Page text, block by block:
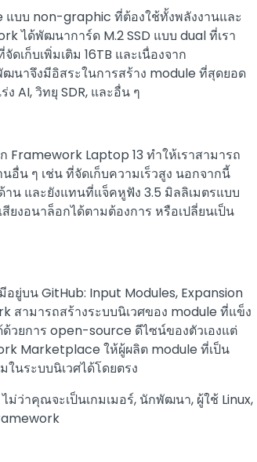
แบบ non-graphic ที่ต้องใช้ทั้งพลังงานและ
ได้พัฒนาการ์ด M.2 SSD แบบ dual ที่เรา
เก็บเพิ่มเติม 16TB และเนื่องจาก
นาจึงมีอิสระในการสร้าง module ที่สุดยอด
AI, วิทยุ SDR, และอื่น ๆ
Laptop 13 ทำให้เราสามารถ
น ๆ เช่น ที่จัดเก็บความเร็วสูง นอกจากนี้
น และยังแทนที่แจ็คหูฟัง 3.5 มิลลิเมตรแบบ
ยงอนาล็อกได้ตามต้องการ หรือเปลี่ยนเป็น
บน GitHub: Input Modules, Expansion
สามารถสร้างระบบนิเวศของ module ที่แข็ง
วยการ open-source ดีไซน์ของตัวเองแต่
Marketplace ให้ผู้ผลิต module ที่เป็น
นระบบนิเวศได้โดยตรง
ว่าคุณจะเป็นเกมเมอร์, นักพัฒนา, ผู้ใช้ Linux,